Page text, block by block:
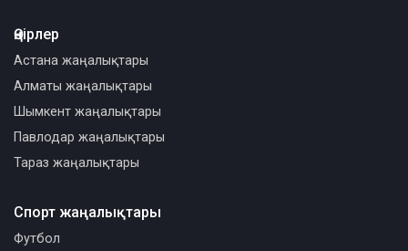
Өңірлер
Астана жаңалықтары
Алматы жаңалықтары
Шымкент жаңалықтары
Павлодар жаңалықтары
Тараз жаңалықтары
Спорт жаңалықтары
Футбол